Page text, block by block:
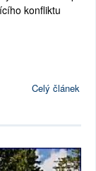
konfliktu
Celý článek